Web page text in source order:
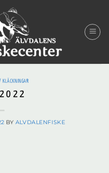
KLÄCKNINGAR
BY ALVDALENFISKE